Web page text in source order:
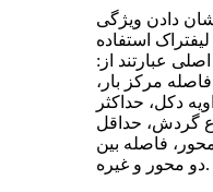
دادن ویژگی
استفاده
عبارتند از:
مرکز بار،
دکل، حداکثر
گردش، حداقل
فاصله بین
دو محور و غیره.